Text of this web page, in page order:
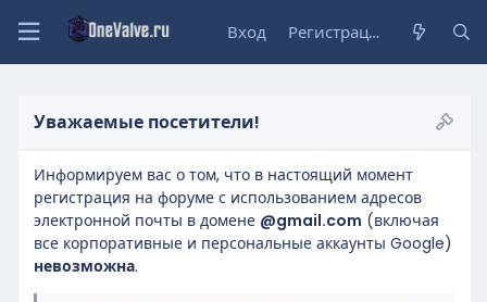
Вход Регистрация
Уважаемые посетители!
Информируем вас о том, что в настоящий момент
регистрация на форуме с использованием адресов
электронной почты в домене @gmail.com (включая
все корпоративные и персональные аккаунты Google)
невозможна.